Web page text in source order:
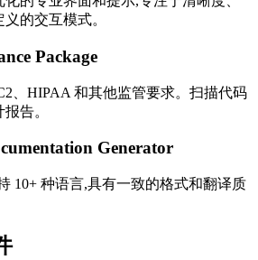
的交互模式。
Package
、HIPAA 和其他监管要求。扫描代码
告。
Generator
10+ 种语言,具有一致的格式和翻译质